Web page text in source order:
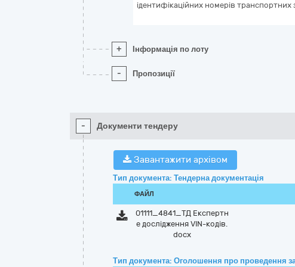
ідентифікаційних номерів транспортних
+ Інформація по лоту
- Пропозиції
- Документи тендеру
Завантажити архівом
Тип документа: Тендерна документація
ФАЙЛ
01111_4841_ТД Експертн
е дослідження VIN-кодів.
docx
Тип документа: Оголошення про проведення